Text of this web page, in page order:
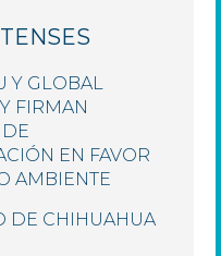
Y GLOBAL
FIRMAN
EN FAVOR
AMBIENTE
DE CHIHUAHUA